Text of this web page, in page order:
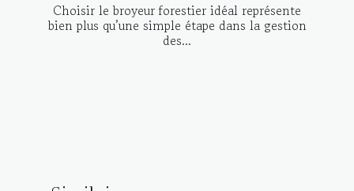
Choisir le broyeur forestier idéal représente
bien plus qu’une simple étape dans la gestion
des...